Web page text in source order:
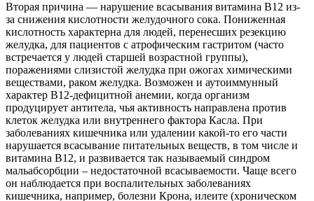
Вторая причина — нарушение всасывания витамина В12 из-
за снижения кислотности желудочного сока. Пониженная
кислотность характерна для людей, перенесших резекцию
желудка, для пациентов с атрофическим гастритом (часто
встречается у людей старшей возрастной группы),
поражениями слизистой желудка при ожогах химическими
веществами, раком желудка. Возможен и аутоиммунный
характер В12-дефицитной анемии, когда организм
продуцирует антитела, чья активность направлена против
клеток желудка или внутреннего фактора Касла. При
заболеваниях кишечника или удалении какой-то его части
нарушается всасывание питательных веществ, в том числе и
витамина В12, и развивается так называемый синдром
мальабсорбции – недостаточной всасываемости. Чаще всего
он наблюдается при воспалительных заболеваниях
кишечника, например, болезни Крона, илеите (хроническом